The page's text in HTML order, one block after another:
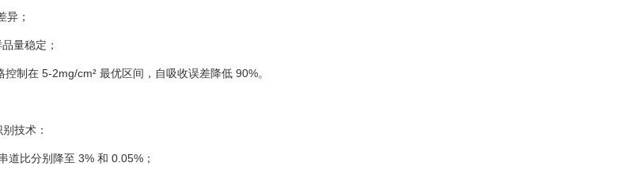
异；
量稳定；
制在 5-2mg/cm² 最优区间，自吸收误差降低 90%。
技术：
比分别降至 3% 和 0.05%；